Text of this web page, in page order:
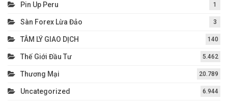
Pin Up Peru 1
Sàn Forex Lừa Đảo 3
TÂM LÝ GIAO DỊCH 140
Thế Giới Đầu Tư 5.462
Thương Mại 20.789
Uncategorized 6.944